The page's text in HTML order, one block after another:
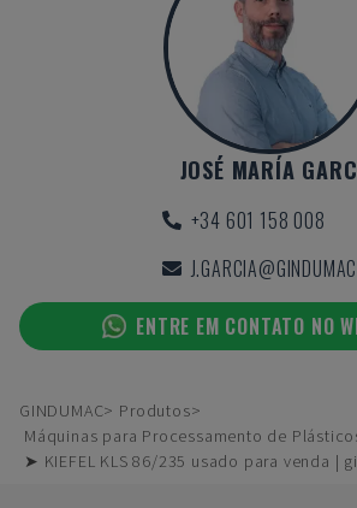
JOSÉ MARÍA
+34 601 158 008
ENTRE EM CONTATO NO
GINDUMAC
Produtos
Máquinas para Processamento de
➤ KIEFEL KLS 86/235 usado para venda |